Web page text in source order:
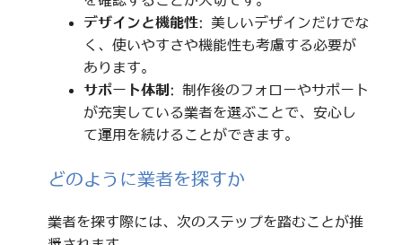
デザインと機能性: 美しいデザインだけでな
く、使いやすさや機能性も考慮する必要が
あります。
サポート体制 : 制作後のフォローやサポート
が充実している業者を選ぶことで、安心し
て運用を続けることができます。
どのように業者を探すか
業者を探す際には、次のステップを踏むことが推